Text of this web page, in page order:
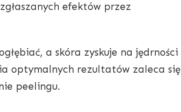
efektów przez
a skóra zyskuje na jędrności
optymalnych rezultatów zaleca się
peelingu.